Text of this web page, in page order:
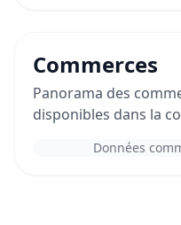
Commerces
Panorama des
disponibles dans la
Données